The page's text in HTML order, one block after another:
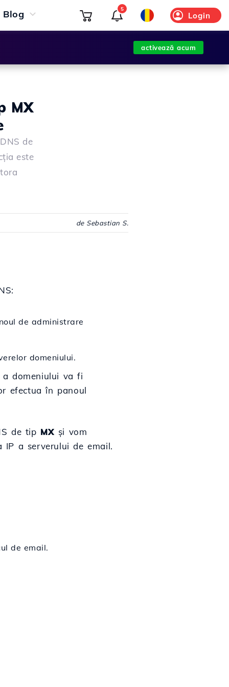
Blog Login
5
activează acum
MX
de
este
de Sebastian S.
de administrare
domeniului.
a domeniului va fi
efectua în panoul
de tip MX și vom
a serverului de email.
de email.